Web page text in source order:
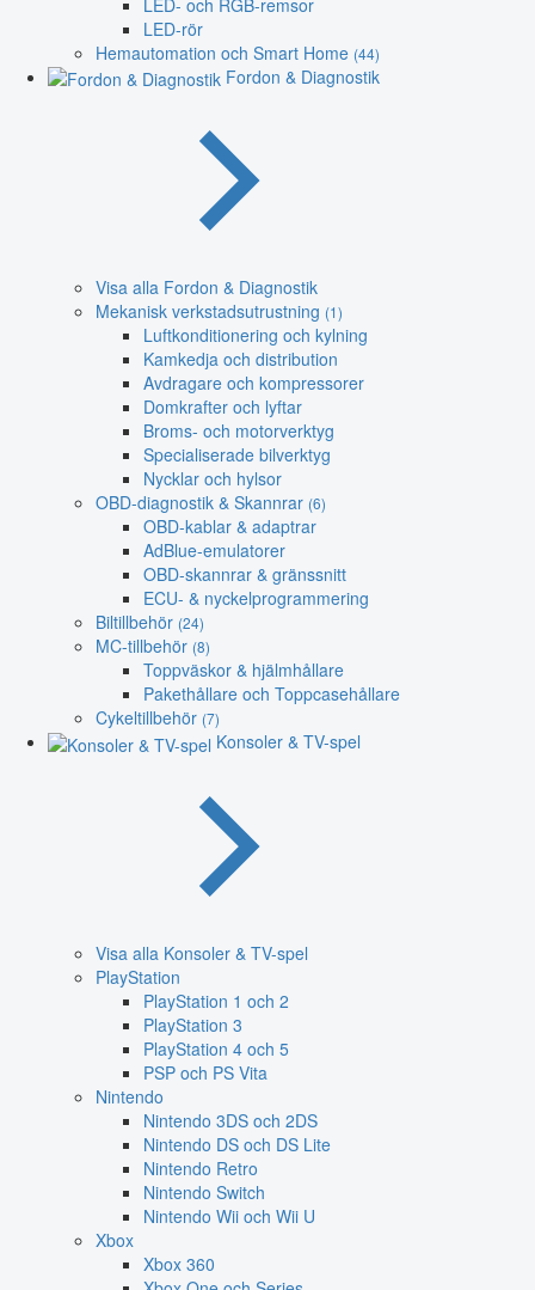
LED-rör
Hemautomation och Smart Home (44)
Fordon & Diagnostik
Visa alla Fordon & Diagnostik
Mekanisk verkstadsutrustning (1)
Luftkonditionering och kylning
Kamkedja och distribution
Avdragare och kompressorer
Domkrafter och lyftar
Broms- och motorverktyg
Specialiserade bilverktyg
Nycklar och hylsor
OBD-diagnostik & Skannrar (6)
OBD-kablar & adaptrar
AdBlue-emulatorer
OBD-skannrar & gränssnitt
ECU- & nyckelprogrammering
Biltillbehör (24)
MC-tillbehör (8)
Toppväskor & hjälmhållare
Pakethållare och Toppcasehållare
Cykeltillbehör (7)
Konsoler & TV-spel
Visa alla Konsoler & TV-spel
PlayStation
PlayStation 1 och 2
PlayStation 3
PlayStation 4 och 5
PSP och PS Vita
Nintendo
Nintendo 3DS och 2DS
Nintendo DS och DS Lite
Nintendo Retro
Nintendo Switch
Nintendo Wii och Wii U
Xbox
Xbox 360